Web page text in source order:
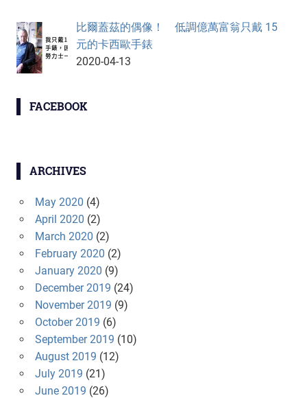
比爾蓋茲的偶像！ 低調億萬富翁只戴 15
元的卡西歐手錶
2020-04-13
FACEBOOK
ARCHIVES
May 2020 (4)
April 2020 (2)
March 2020 (2)
February 2020 (2)
January 2020 (9)
December 2019 (24)
November 2019 (9)
October 2019 (6)
September 2019 (10)
August 2019 (12)
July 2019 (21)
June 2019 (26)